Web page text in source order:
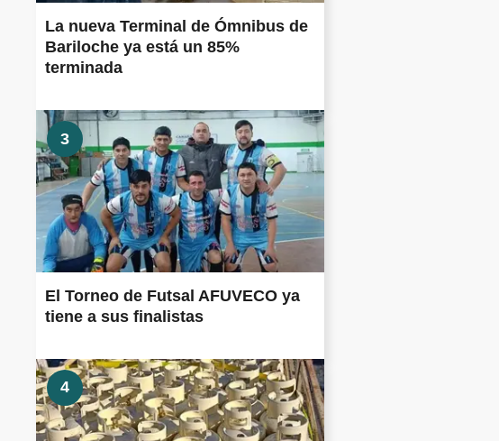
La nueva Terminal de Ómnibus de
Bariloche ya está un 85%
terminada
3
El Torneo de Futsal AFUVECO ya
tiene a sus finalistas
4